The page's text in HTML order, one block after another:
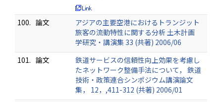
100. 論文
アジアの主要空港におけるトランジット
旅客の流動特性に関する分析 土木計画
学研究・講演集 33 (共著) 2006/06
101. 論文
鉄道サービスの信頼性向上効果を考慮し
たネットワーク整備手法について， 鉄道
技術・政策連合シンポジウム講演論文
集， 12，,411-312 (共著) 2006/01